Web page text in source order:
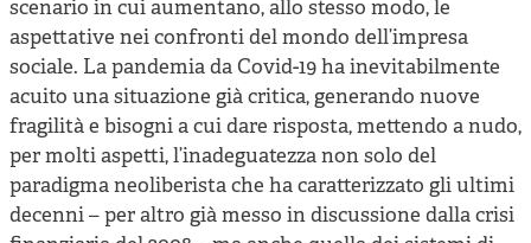
scenario in cui aumentano, allo stesso modo, le
aspettative nei confronti del mondo dell’impresa
sociale. La pandemia da Covid-19 ha inevitabilmente
acuito una situazione già critica, generando nuove
fragilità e bisogni a cui dare risposta, mettendo a nudo,
per molti aspetti, l’inadeguatezza non solo del
paradigma neoliberista che ha caratterizzato gli ultimi
decenni – per altro già messo in discussione dalla crisi